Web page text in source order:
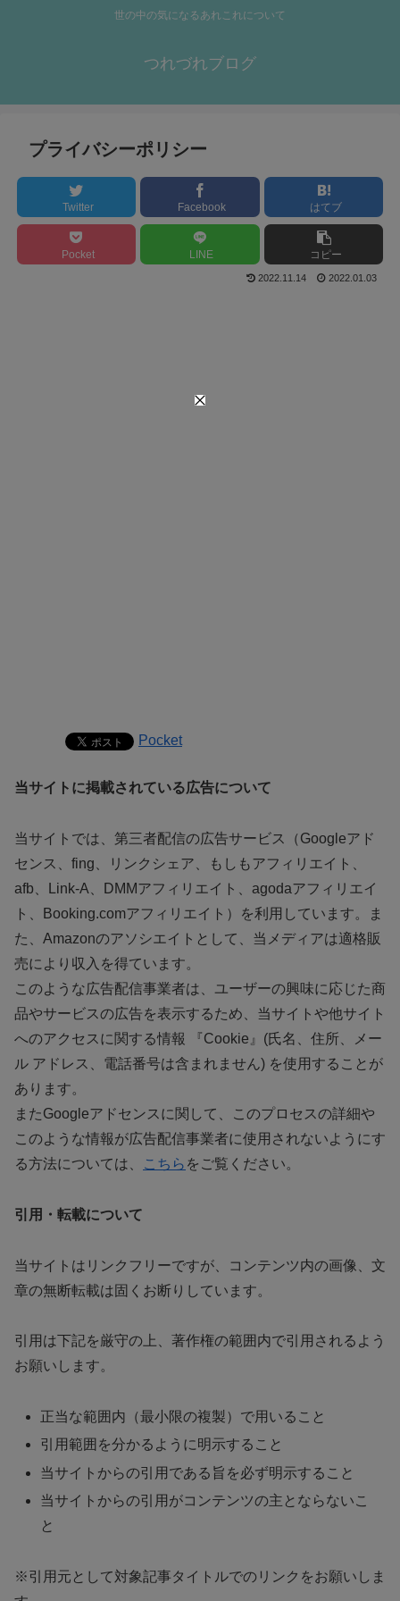
世の中の気になるあれこれについて
つれづれブログ
プライバシーポリシー
Twitter Facebook はてブ
Pocket LINE コピー
2022.11.14 2022.01.03
Pocket
当サイトに掲載されている広告について
当サイトでは、第三者配信の広告サービス（Googleアド
センス、fing、リンクシェア、もしもアフィリエイト、
afb、Link-A、DMMアフィリエイト、agodaアフィリエイ
ト、Booking.comアフィリエイト）を利用しています。ま
た、Amazonのアソシエイトとして、当メディアは適格販
売により収入を得ています。
このような広告配信事業者は、ユーザーの興味に応じた商
品やサービスの広告を表示するため、当サイトや他サイト
へのアクセスに関する情報 『Cookie』(氏名、住所、メー
ル アドレス、電話番号は含まれません) を使用することが
あります。
またGoogleアドセンスに関して、このプロセスの詳細や
このような情報が広告配信事業者に使用されないようにす
る方法については、
こちら をご覧ください。
引用・転載について
当サイトはリンクフリーですが、コンテンツ内の画像、文
章の無断転載は固くお断りしています。
引用は下記を厳守の上、著作権の範囲内で引用されるよう
お願いします。
正当な範囲内（最小限の複製）で用いること
引用範囲を分かるように明示すること
当サイトからの引用である旨を必ず明示すること
当サイトからの引用がコンテンツの主とならないこ
と
※引用元として対象記事タイトルでのリンクをお願いしま